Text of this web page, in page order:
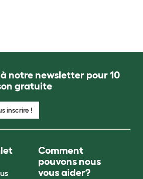
notre newsletter pour 10
gratuite
inscrire !
Comment
pouvons nous
vous aider?